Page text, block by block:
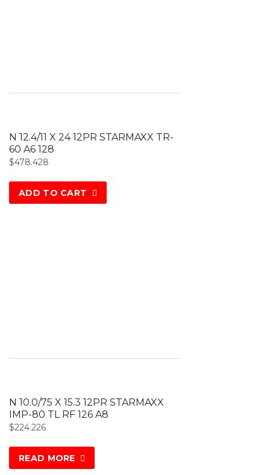
N 12.4/11 X 24 12PR STARMAXX TR-
60 A6 128
$478.428
ADD TO CART
N 10.0/75 X 15.3 12PR STARMAXX
IMP-80 TL RF 126 A8
$224.226
READ MORE